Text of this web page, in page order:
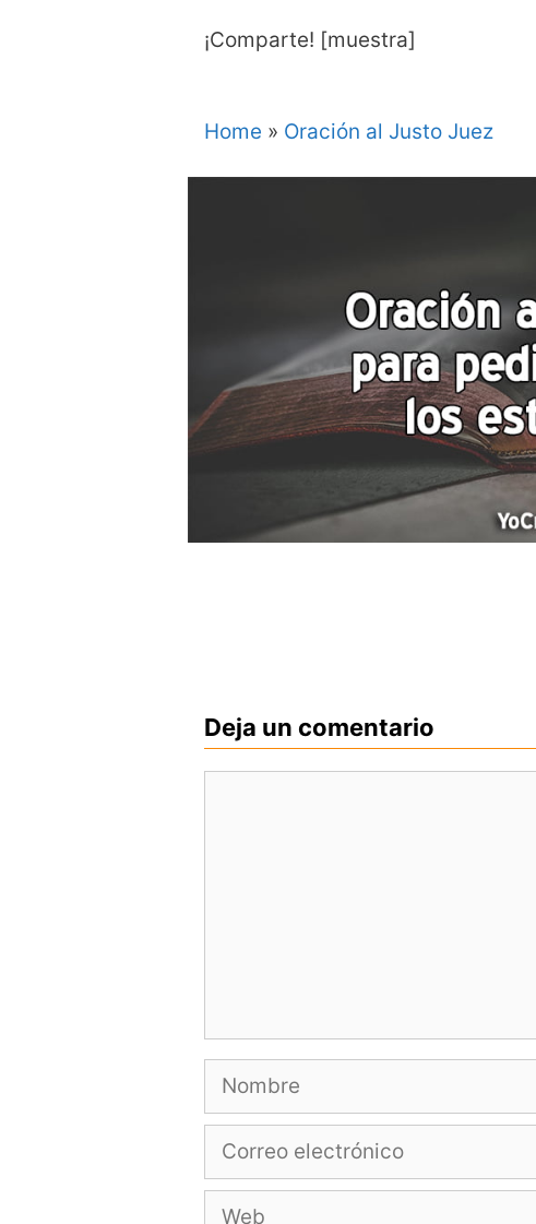
¡Comparte! [muestra]
Home » Oración al Justo Juez
Deja un comentario
Nombre
Correo
Web